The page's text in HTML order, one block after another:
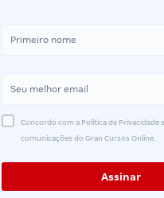
Concordo com a Política de Privacidade
comunicações do Gran Cursos Online.